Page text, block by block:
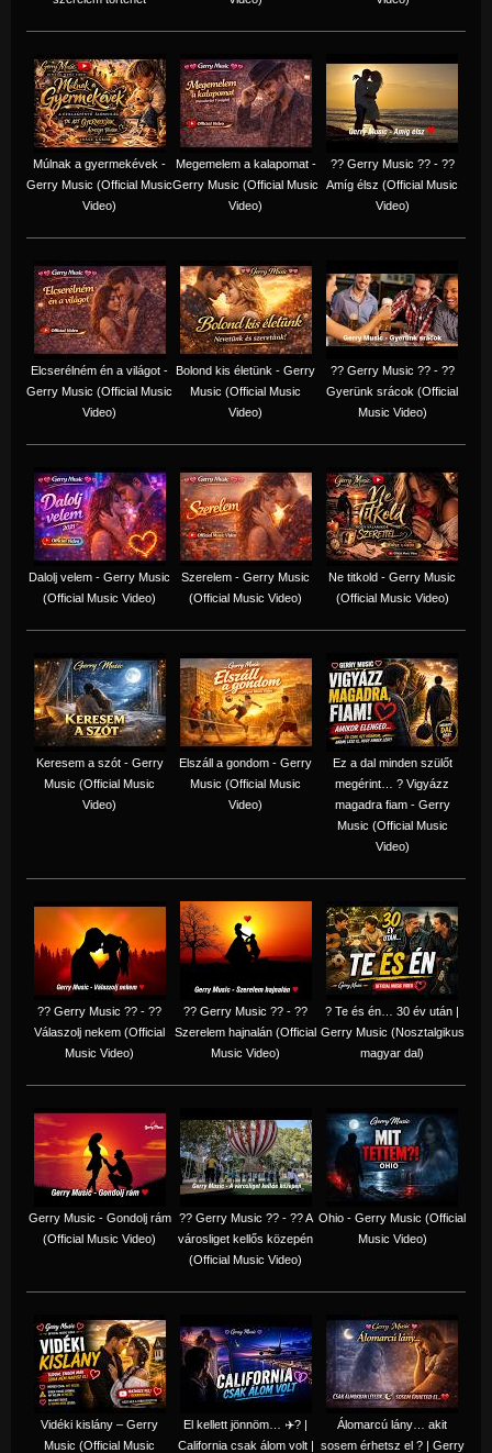
Múlnak a gyermekévek -
Gerry Music (Official Music
Video)
Megemelem a kalapomat -
Gerry Music (Official Music
Video)
?? Gerry Music ?? - ??
Amíg élsz (Official Music
Video)
Elcserélném én a világot -
Gerry Music (Official Music
Video)
Bolond kis életünk - Gerry
Music (Official Music
Video)
?? Gerry Music ?? - ??
Gyerünk srácok (Official
Music Video)
Dalolj velem - Gerry Music
(Official Music Video)
Szerelem - Gerry Music
(Official Music Video)
Ne titkold - Gerry Music
(Official Music Video)
Keresem a szót - Gerry
Music (Official Music
Video)
Elszáll a gondom - Gerry
Music (Official Music
Video)
Ez a dal minden szülőt
megérint… ? Vigyázz
magadra fiam - Gerry
Music (Official Music
Video)
?? Gerry Music ?? - ??
Válaszolj nekem (Official
Music Video)
?? Gerry Music ?? - ??
Szerelem hajnalán (Official
Music Video)
? Te és én… 30 év után |
Gerry Music (Nosztalgikus
magyar dal)
Gerry Music - Gondolj rám
(Official Music Video)
?? Gerry Music ?? - ?? A
városliget kellős közepén
(Official Music Video)
Ohio - Gerry Music (Official
Music Video)
Vidéki kislány – Gerry
Music (Official Music
El kellett jönnöm… ✈️? |
California csak álom volt |
Álomarcú lány… akit
sosem érhetsz el ? | Gerry